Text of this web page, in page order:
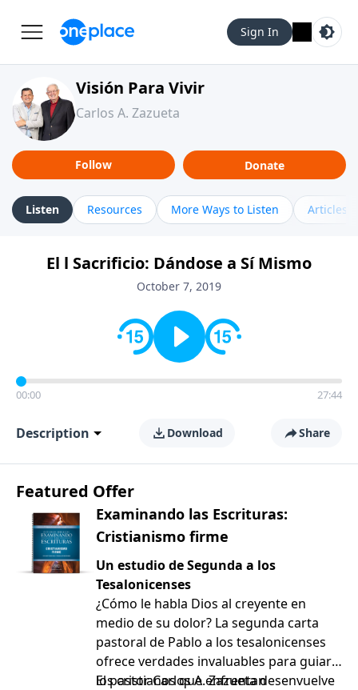
Sign In
Visión Para Vivir
Carlos A. Zazueta
Follow Donate
Listen Resources More Ways to Listen Articles
El l Sacrificio: Dándose a Sí Mismo
October 7, 2019
00:00 27:44
Description Download Share
Featured Offer
Examinando las Escrituras:
Cristianismo firme
Un estudio de Segunda a los
Tesalonicenses
¿Cómo le habla Dios al creyente en
medio de su dolor? La segunda carta
pastoral de Pablo a los tesalonicenses
ofrece verdades invaluables para guiar a
los cristianos que enfrentan
El pastor Carlos A. Zazueta desenvuelve